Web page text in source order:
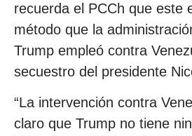
recuerda el PCCh que este
método que la
Trump empleó contra
secuestro del presidente
“La intervención contra
claro que Trump no tiene